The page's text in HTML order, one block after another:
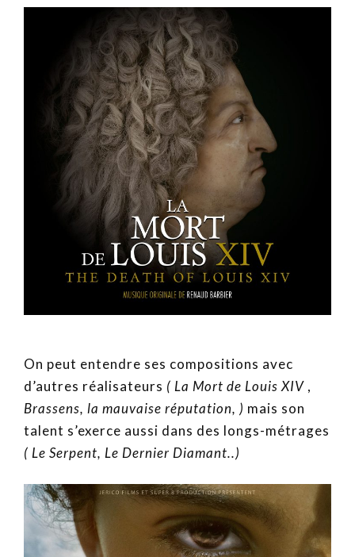
On peut entendre ses compositions avec
d’autres réalisateurs ( La Mort de Louis XIV ,
Brassens, la mauvaise réputation, ) mais son
talent s’exerce aussi dans des longs-métrages
( Le Serpent, Le Dernier Diamant..)